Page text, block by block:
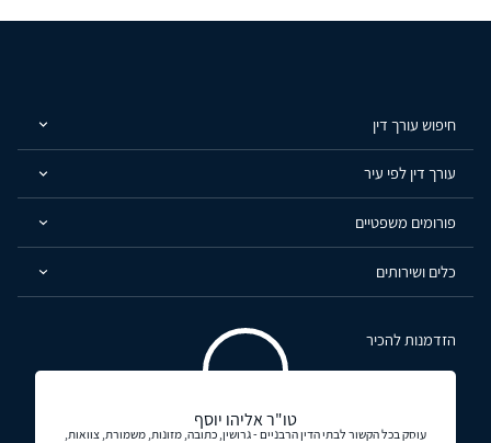
חיפוש עורך דין
עורך דין לפי עיר
פורומים משפטיים
כלים ושירותים
הזדמנות להכיר
טו"ר אליהו יוסף
עוסק בכל הקשור לבתי הדין הרבניים - גרושין, כתובה, מזונות, משמורת, צוואות,